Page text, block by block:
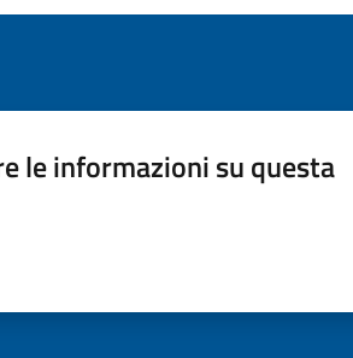
le informazioni su questa